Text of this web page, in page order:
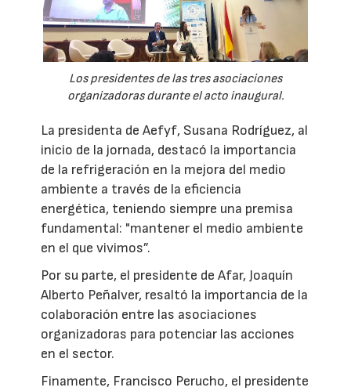
Los presidentes de las tres asociaciones
organizadoras durante el acto inaugural.
La presidenta de Aefyf, Susana Rodríguez, al
inicio de la jornada, destacó la importancia
de la refrigeración en la mejora del medio
ambiente a través de la eficiencia
energética, teniendo siempre una premisa
fundamental: "mantener el medio ambiente
en el que vivimos”.
Por su parte, el presidente de Afar, Joaquín
Alberto Peñalver, resaltó la importancia de la
colaboración entre las asociaciones
organizadoras para potenciar las acciones
en el sector.
Finamente, Francisco Perucho, el presidente